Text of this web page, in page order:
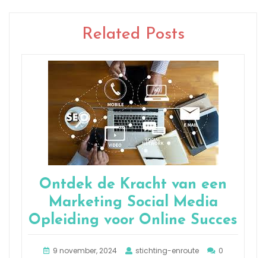
Related Posts
Ontdek de Kracht van een
Marketing Social Media
Opleiding voor Online Succes
9 november, 2024 stichting-enroute
0